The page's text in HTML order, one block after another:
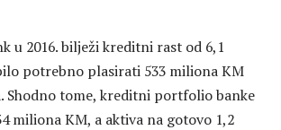
u 2016. bilježi kreditni rast od 6,1
potrebno plasirati 533 miliona KM
Shodno tome, kreditni portfolio banke
miliona KM, a aktiva na gotovo 1,2